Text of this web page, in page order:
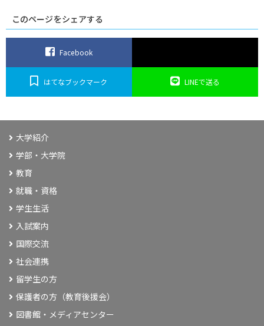
このページをシェアする
Facebook
はてなブックマーク LINEで送る
大学紹介
学部・大学院
教育
就職・資格
学生生活
入試案内
国際交流
社会連携
留学生の方
保護者の方（教育後援会）
図書館・メディアセンター